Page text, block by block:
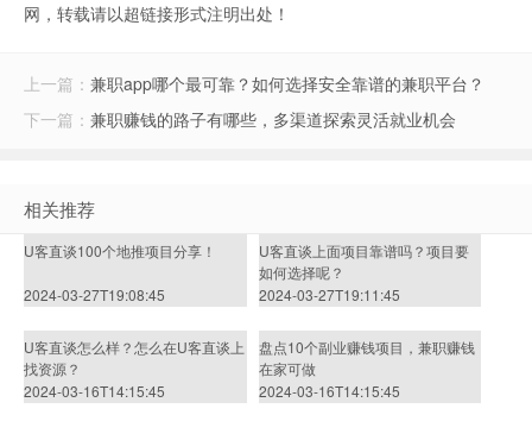
网，转载请以超链接形式注明出处！
上一篇： 兼职app哪个最可靠？如何选择安全靠谱的兼职平台？
下一篇： 兼职赚钱的路子有哪些，多渠道探索灵活就业机会
相关推荐
U客直谈100个地推项目分享！
2024-03-27T19:08:45
U客直谈上面项目靠谱吗？项目要
如何选择呢？
2024-03-27T19:11:45
U客直谈怎么样？怎么在U客直谈上
找资源？
2024-03-16T14:15:45
盘点10个副业赚钱项目，兼职赚钱
在家可做
2024-03-16T14:15:45